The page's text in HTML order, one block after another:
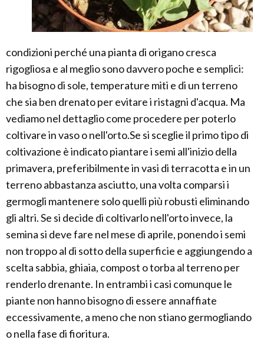
condizioni perché una pianta di origano cresca
rigogliosa e al meglio sono davvero poche e semplici:
ha bisogno di sole, temperature miti e di un terreno
che sia ben drenato per evitare i ristagni d'acqua. Ma
vediamo nel dettaglio come procedere per poterlo
coltivare in vaso o nell'orto.Se si sceglie il primo tipo di
coltivazione è indicato piantare i semi all'inizio della
primavera, preferibilmente in vasi di terracotta e in un
terreno abbastanza asciutto, una volta comparsi i
germogli mantenere solo quelli più robusti eliminando
gli altri. Se si decide di coltivarlo nell'orto invece, la
semina si deve fare nel mese di aprile, ponendo i semi
non troppo al di sotto della superficie e aggiungendo a
scelta sabbia, ghiaia, compost o torba al terreno per
renderlo drenante. In entrambi i casi comunque le
piante non hanno bisogno di essere annaffiate
eccessivamente, a meno che non stiano germogliando
o nella fase di fioritura.